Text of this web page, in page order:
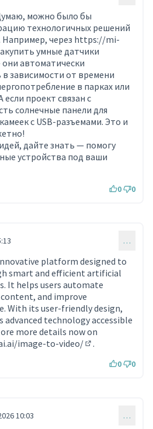
можно было бы
технологичных решений
Например, через https://mi-
умные датчики
автоматически
в зависимости от времени
в парках или
проект связан с
солнечные панели для
с USB-разъемами. Это и
дайте знать — помогу
устройства под ваши
0 0
…
platform designed to
smart and efficient artificial
It helps users automate
and improve
With its user-friendly design,
advanced technology accessible
more details now on
image-to-video/
.
0 0
10:03 …